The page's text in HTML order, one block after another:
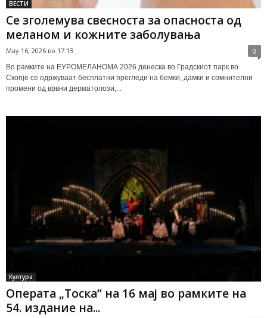
ВЕСТИ
Се зголемува свесноста за опасноста од
меланом и кожните заболувања
May 16, 2026 во 17:13 0
Во рамките на ЕУРОМЕЛАНОМА 2026 денеска во Градскиот парк во
Скопје се одржуваат бесплатни прегледи на бемки, дамки и сомнителни
промени од врвни дерматолози,...
Култура
Операта „Тоска“ на 16 мај во рамките на
54. издание на...